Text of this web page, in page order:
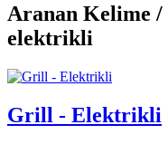
Aranan Kelime /
elektrikli
Grill - Elektrikli